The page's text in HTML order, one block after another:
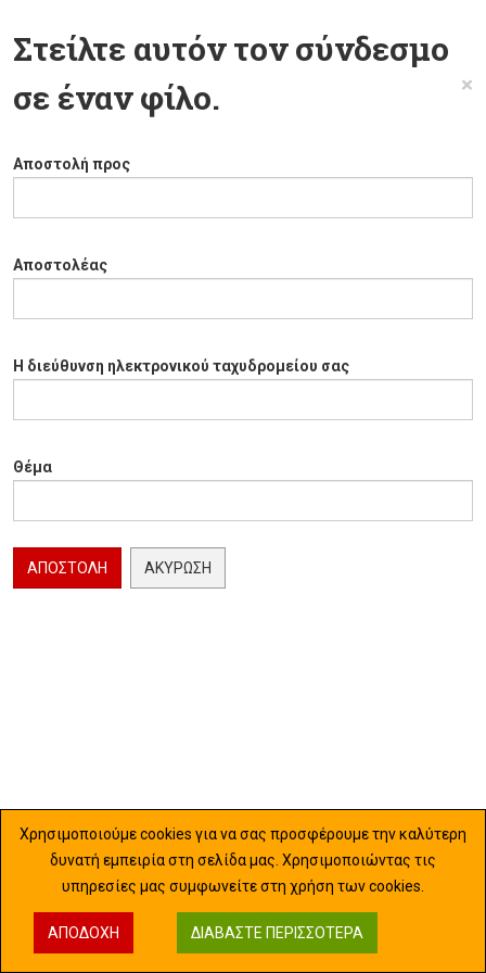
Στείλτε αυτόν τον σύνδεσμο
σε έναν φίλο.
×
Αποστολή προς
Αποστολέας
Η διεύθυνση ηλεκτρονικού ταχυδρομείου σας
Θέμα
ΑΠΟΣΤΟΛΉ ΑΚΎΡΩΣΗ
Χρησιμοποιούμε cookies για να σας προσφέρουμε την καλύτερη
δυνατή εμπειρία στη σελίδα μας. Χρησιμοποιώντας τις
υπηρεσίες μας συμφωνείτε στη χρήση των cookies.
ΑΠΟΔΟΧΉ ΔΙΑΒΆΣΤΕ ΠΕΡΙΣΣΌΤΕΡΑ